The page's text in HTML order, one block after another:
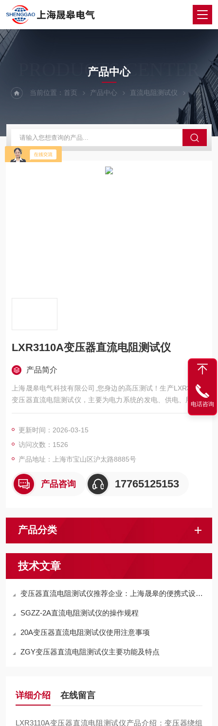
PRODUCTS CENTER
产品中心
当前位置：首页 产品中心 直流电阻测试仪 变压器
LXR3110A变压器直流电阻测试仪
产品简介
上海晟皋电气科技有限公司,您身边的高压测试！生产LXR3110A
变压器直流电阻测试仪，主要为电力系统的发电、供电、用电部
门，科研机构与电力设备相关的生产企业，提供的高压试验设备
更新时间：2026-03-15
访问次数：1526
产品地址：上海市宝山区沪太路8885号
产品咨询 17765125153
产品分类
技术文章
变压器直流电阻测试仪推荐企业：上海晟皋的便携式设计适配多场景测试
SGZZ-2A直流电阻测试仪的操作规程
20A变压器直流电阻测试仪使用注意事项
ZGY变压器直流电阻测试仪主要功能及特点
详细介绍 在线留言
LXR3110A变压器直流电阻测试仪产品介绍：变压器绕组
电话咨询